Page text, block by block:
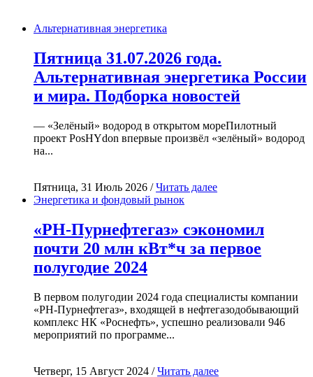
Альтернативная энергетика
Пятница 31.07.2026 года.
Альтернативная энергетика России
и мира. Подборка новостей
— «Зелёный» водород в открытом мореПилотный
проект PosHYdon впервые произвёл «зелёный» водород
на...
Пятница, 31 Июль 2026 /Читать далее
Энергетика и фондовый рынок
«РН-Пурнефтегаз» сэкономил
почти 20 млн кВт*ч за первое
полугодие 2024
В первом полугодии 2024 года специалисты компании
«РН-Пурнефтегаз», входящей в нефтегазодобывающий
комплекс НК «Роснефть», успешно реализовали 946
мероприятий по программе...
Четверг, 15 Август 2024 /Читать далее